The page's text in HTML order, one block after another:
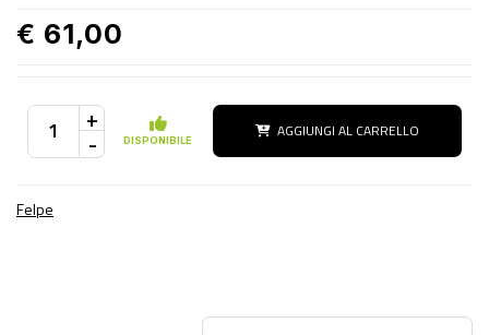
€ 61,00
+
- DISPONIBILE AGGIUNGI AL CARRELLO
Felpe